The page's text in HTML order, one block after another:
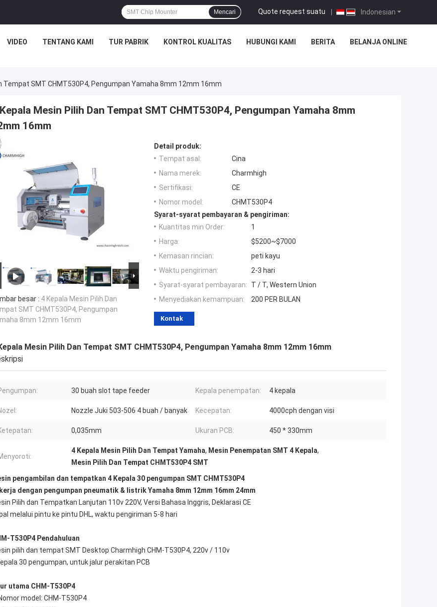
Indonesian
Quote request suatu |
Mencari
VIDEO TENTANG KAMI TUR PABRIK KONTROL KUALITAS HUBUNGI KAMI BERITA BELANJA ONLINE
Tempat SMT CHMT530P4, Pengumpan Yamaha 8mm 12mm 16mm
Mesin Pilih Dan Tempat SMT CHMT530P4, Pengumpan Yamaha 8mm
16mm
besar : 4 Kepala Mesin Pilih Dan
SMT CHMT530P4, Pengumpan
8mm 12mm 16mm
Detail produk:
Tempat asal:
Cina
Nama merek:
Charmhigh
Sertifikasi:
CE
Nomor model:
CHMT530P4
Syarat-syarat pembayaran & pengiriman:
Kuantitas min Order:
1
Harga:
$5200~$7000
Kemasan rincian:
peti kayu
Waktu pengiriman:
2-3 hari
Syarat-syarat pembayaran:
T / T, Western Union
Menyediakan kemampuan:
200 PER BULAN
Kontak
Mesin Pilih Dan Tempat SMT CHMT530P4, Pengumpan Yamaha 8mm 12mm 16mm
30 buah slot tape feeder Kepala penempatan: 4 kepala
Nozzle Juki 503-506 4 buah / banyak Kecepatan: 4000cph dengan visi
0,035mm Ukuran PCB: 450 * 330mm
4 Kepala Mesin Pilih Dan Tempat Yamaha, Mesin Penempatan SMT 4 Kepala,
Mesin Pilih Dan Tempat CHMT530P4 SMT
pengambilan dan tempatkan 4 Kepala 30 pengumpan SMT CHMT530P4
dengan pengumpan pneumatik & listrik Yamaha 8mm 12mm 16mm 24mm
Pilih dan Tempatkan Lanjutan 110v 220V, Versi Bahasa Inggris, Deklarasi CE
melalui pintu ke pintu DHL, waktu pengiriman 5-8 hari
T530P4 Pendahuluan
pilih dan tempat SMT Desktop Charmhigh CHM-T530P4, 220v / 110v
30 pengumpan, untuk jalur perakitan PCB
utama CHM-T530P4
model: CHM-T530P4